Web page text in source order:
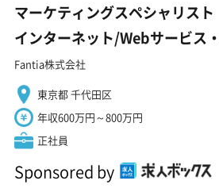
マーケティングスペシャリス
インターネット/Webサービス
Fantia株式会社
東京都 千代田区
年収600万円～800万円
正社員
Sponsored by